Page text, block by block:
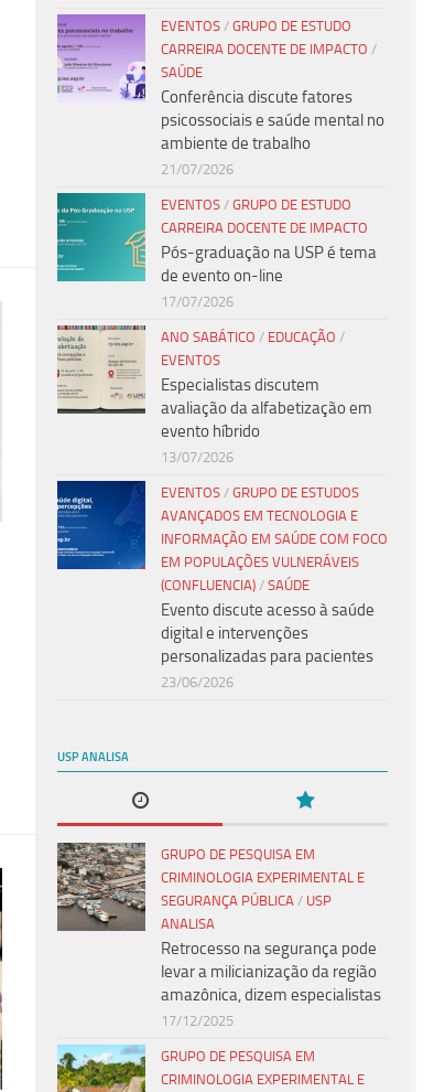
EVENTOS / GRUPO DE ESTUDO
CARREIRA DOCENTE DE IMPACTO /
SAÚDE
Conferência discute fatores
psicossociais e saúde mental no
ambiente de trabalho
21/07/2026
EVENTOS / GRUPO DE ESTUDO
CARREIRA DOCENTE DE IMPACTO
Pós-graduação na USP é tema
de evento on-line
17/07/2026
ANO SABÁTICO / EDUCAÇÃO /
EVENTOS
Especialistas discutem
avaliação da alfabetização em
evento híbrido
13/07/2026
EVENTOS / GRUPO DE ESTUDOS
AVANÇADOS EM TECNOLOGIA E
INFORMAÇÃO EM SAÚDE COM FOCO
EM POPULAÇÕES VULNERÁVEIS
(CONFLUENCIA) / SAÚDE
Evento discute acesso à saúde
digital e intervenções
personalizadas para pacientes
23/06/2026
USP ANALISA
GRUPO DE PESQUISA EM
CRIMINOLOGIA EXPERIMENTAL E
SEGURANÇA PÚBLICA / USP
ANALISA
Retrocesso na segurança pode
levar a milicianização da região
amazônica, dizem especialistas
17/12/2025
GRUPO DE PESQUISA EM
CRIMINOLOGIA EXPERIMENTAL E